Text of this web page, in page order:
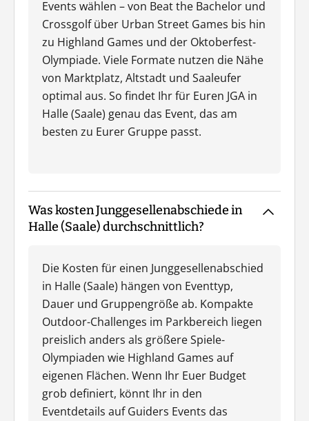
Events wählen – von Beat the Bachelor und
Crossgolf über Urban Street Games bis hin
zu Highland Games und der Oktoberfest-
Olympiade. Viele Formate nutzen die Nähe
von Marktplatz, Altstadt und Saaleufer
optimal aus. So findet Ihr für Euren JGA in
Halle (Saale) genau das Event, das am
besten zu Eurer Gruppe passt.
Was kosten Junggesellenabschiede in
Halle (Saale) durchschnittlich?
Die Kosten für einen Junggesellenabschied
in Halle (Saale) hängen von Eventtyp,
Dauer und Gruppengröße ab. Kompakte
Outdoor-Challenges im Parkbereich liegen
preislich anders als größere Spiele-
Olympiaden wie Highland Games auf
eigenen Flächen. Wenn Ihr Euer Budget
grob definiert, könnt Ihr in den
Eventdetails auf Guiders Events das